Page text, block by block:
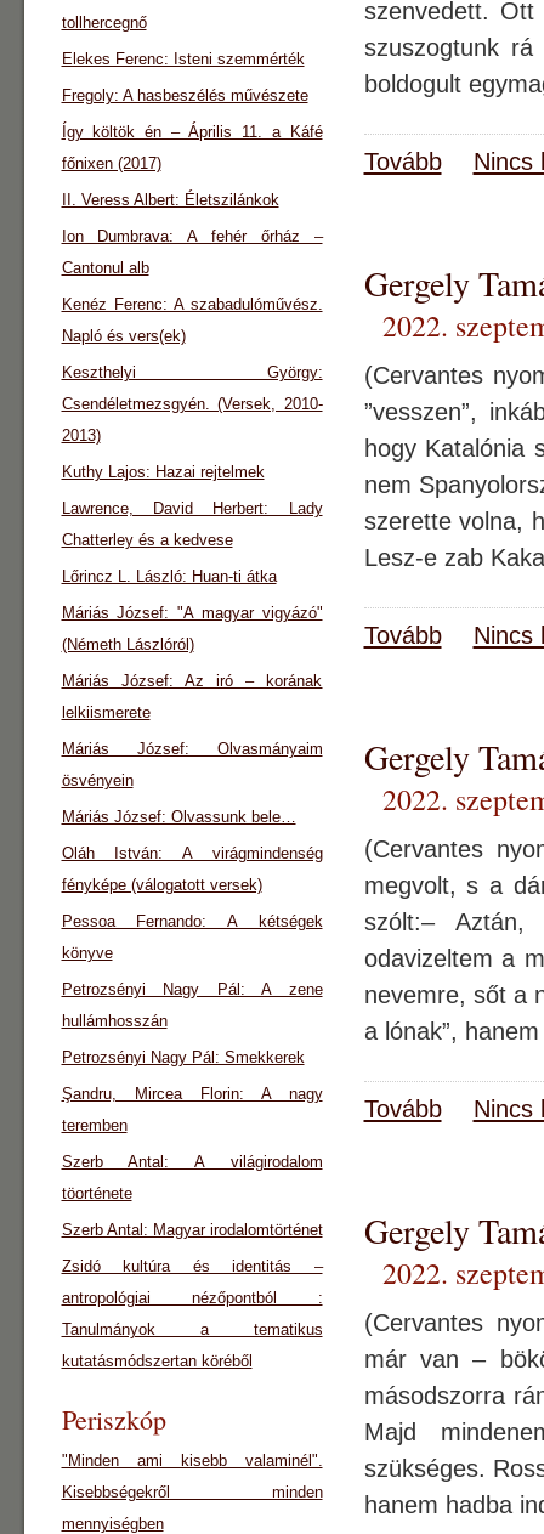
szenvedett.
szuszogtunk
boldogult
Tovább Nincs
Gergely
2022.
(Cervantes
”vesszen”,
hogy Katalónia
nem
szerette volna,
Lesz-e zab
Tovább Nincs
Gergely
2022.
(Cervantes
megvolt, s a
szólt:– Aztán,
odavizeltem a
nevemre, sőt a
a lónak”,
Tovább Nincs
Gergely
2022.
(Cervantes
már van –
másodszorra
Majd
szükséges.
hanem hadba
tollhercegnő
Elekes Ferenc: Isteni szemmérték
Fregoly: A hasbeszélés művészete
Így költök én – Április 11. a Káfé
főnixen (2017)
II. Veress Albert: Életszilánkok
Ion Dumbrava: A fehér őrház –
Cantonul alb
Kenéz Ferenc: A szabadulóművész.
Napló és vers(ek)
Keszthelyi György:
Csendéletmezsgyén. (Versek, 2010-
2013)
Kuthy Lajos: Hazai rejtelmek
Lawrence, David Herbert: Lady
Chatterley és a kedvese
Lőrincz L. László: Huan-ti átka
Máriás József: "A magyar vigyázó"
(Németh Lászlóról)
Máriás József: Az iró – korának
lelkiismerete
Máriás József: Olvasmányaim
ösvényein
Máriás József: Olvassunk bele…
Oláh István: A virágmindenség
fényképe (válogatott versek)
Pessoa Fernando: A kétségek
könyve
Petrozsényi Nagy Pál: A zene
hullámhosszán
Petrozsényi Nagy Pál: Smekkerek
Şandru, Mircea Florin: A nagy
teremben
Szerb Antal: A világirodalom
töorténete
Szerb Antal: Magyar irodalomtörténet
Zsidó kultúra és identitás –
antropológiai nézőpontból :
Tanulmányok a tematikus
kutatásmódszertan köréből
Periszkóp
"Minden ami kisebb valaminél".
Kisebbségekről minden
mennyiségben